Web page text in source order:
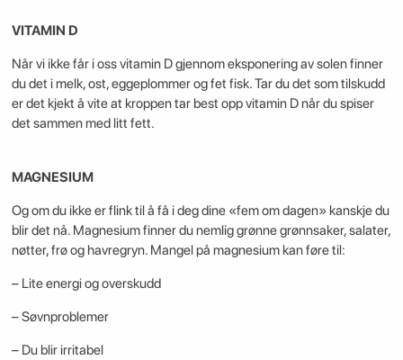
VITAMIN D
Når vi ikke får i oss vitamin D gjennom eksponering av solen finner
du det i melk, ost, eggeplommer og fet fisk. Tar du det som tilskudd
er det kjekt å vite at kroppen tar best opp vitamin D når du spiser
det sammen med litt fett.
MAGNESIUM
Og om du ikke er flink til å få i deg dine «fem om dagen» kanskje du
blir det nå. Magnesium finner du nemlig grønne grønnsaker, salater,
nøtter, frø og havregryn. Mangel på magnesium kan føre til:
– Lite energi og overskudd
– Søvnproblemer
– Du blir irritabel